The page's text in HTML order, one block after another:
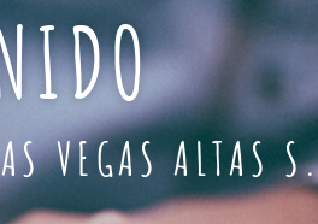
VEGAS ALTAS